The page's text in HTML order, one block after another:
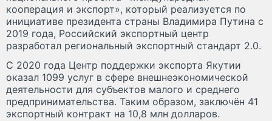
кооперация и экспорт», который реализуется по
инициативе президента страны Владимира Путина с
2019 года, Российский экспортный центр
разработал региональный экспортный стандарт 2.0.
С 2020 года Центр поддержки экспорта Якутии
оказал 1099 услуг в сфере внешнеэкономической
деятельности для субъектов малого и среднего
предпринимательства. Таким образом, заключён 41
экспортный контракт на 10,8 млн долларов.